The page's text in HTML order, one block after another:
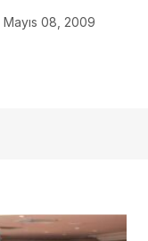
Mayıs 08, 2009